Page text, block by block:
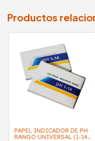
Productos
PAPEL INDICADOR DE PH
RANGO UNIVERSAL (1-14),